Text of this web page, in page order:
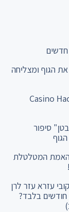
הגוף ומצליחה
Casino
בבטן" סיפור
האמת המטלטלת
עזרא עזר לרן
לחטב את הגוף ולגלות את הקוביות בבטן תוך 3 חודשים בלבד?